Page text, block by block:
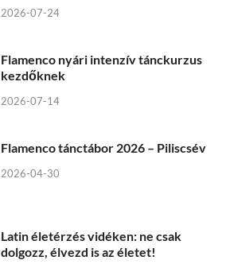
2026-07-24
Flamenco nyári intenzív tánckurzus
kezdőknek
2026-07-14
Flamenco tánctábor 2026 – Piliscsév
2026-04-30
Latin életérzés vidéken: ne csak
dolgozz, élvezd is az életet!